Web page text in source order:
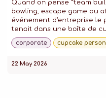
Quand on pense “team
bowling, escape game ou
événement d’entreprise le
tenait dans une boîte de
corporate cupcake
22 May 2026